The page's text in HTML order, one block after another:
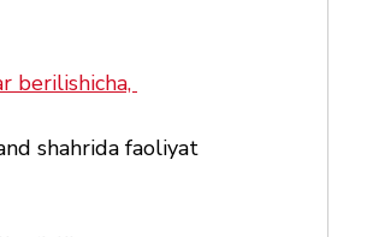
berilishicha,
shahrida faoliyat